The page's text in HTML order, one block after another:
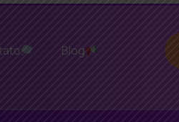
Blog